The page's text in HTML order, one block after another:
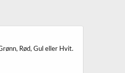
Rød, Gul eller Hvit.